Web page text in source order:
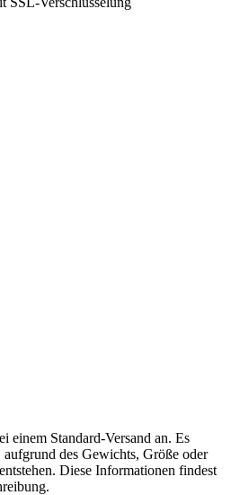
einem Standard-Versand an. Es
des Gewichts, Größe oder
Diese Informationen findest